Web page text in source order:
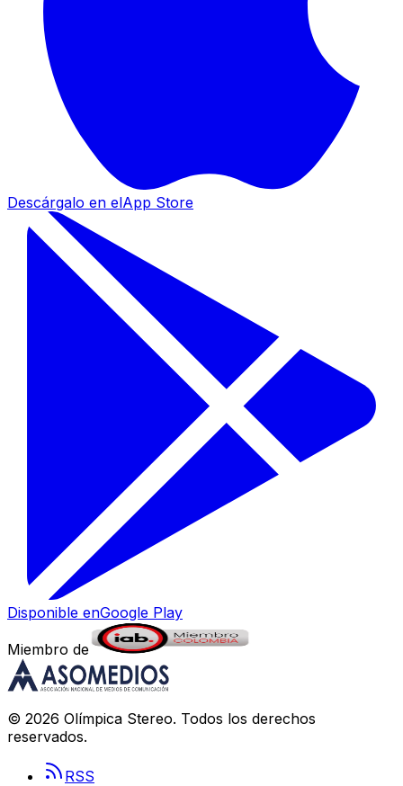
Descárgalo en elApp Store
Disponible enGoogle Play
Miembro de
© 2026 Olímpica Stereo. Todos los derechos
reservados.
RSS